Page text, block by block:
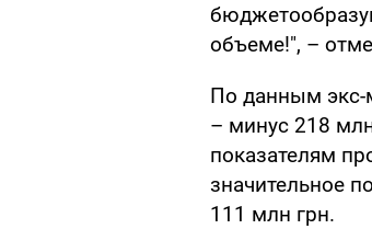
объеме!", –
По данным экс-
– минус 218
показателям
значительное
111 млн грн.